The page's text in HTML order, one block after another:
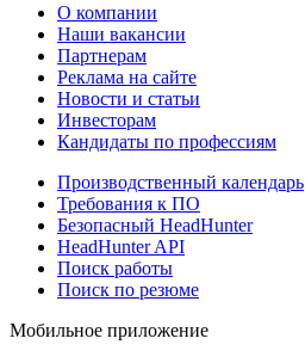
О компании
Наши вакансии
Партнерам
Реклама на сайте
Новости и статьи
Инвесторам
Кандидаты по профессиям
Производственный календарь
Требования к ПО
Безопасный HeadHunter
HeadHunter API
Поиск работы
Поиск по резюме
Мобильное приложение